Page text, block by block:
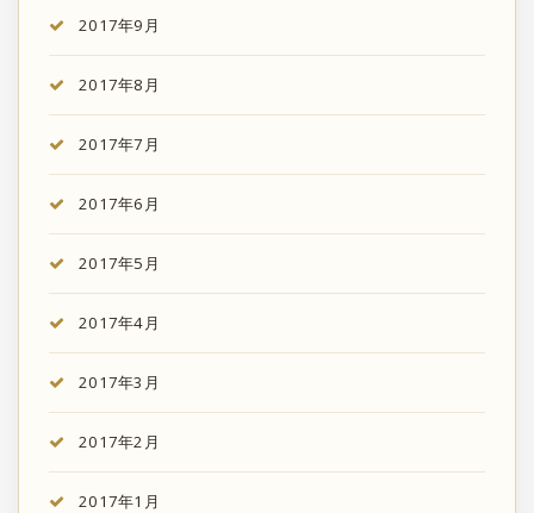
2017年9月
2017年8月
2017年7月
2017年6月
2017年5月
2017年4月
2017年3月
2017年2月
2017年1月